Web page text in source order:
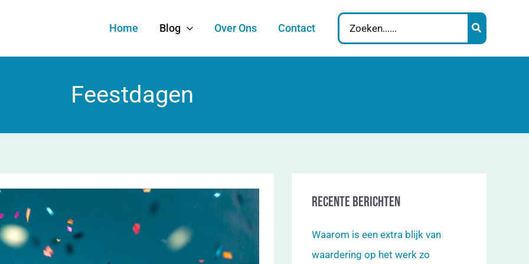
Home Blog Over Ons Contact
Search
for:
Feestdagen
Recente berichten
Waarom is een extra blijk van
waardering op het werk zo